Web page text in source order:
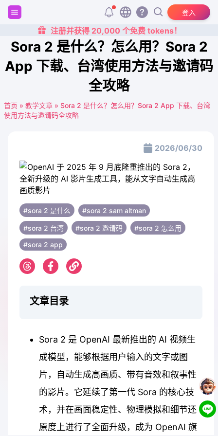
登入
注册并获得 20,000 个免费 tokens！
Sora 2 是什么？怎么用？Sora 2
App 下载、台湾使用方法与邀请码
全攻略
首页 » 教学文章 » Sora 2 是什么？怎么用？Sora 2 App 下载、台湾
使用方法与邀请码全攻略
2026/06/30
#sora 2 是什么 #sora 2 sam altman
#sora 2 台湾 #sora 2 邀请码
#sora 2 怎么用
#sora 2 app
文章目录
Sora 2 是 OpenAI 最新推出的 AI 视频生
成模型，能够根据用户输入的文字或图
片，自动生成高画质、带有音效和叙事性
的影片。它延续了第一代 Sora 的核心技
术，并在画面稳定性、物理模拟和细节还
原度上进行了全面升级，成为 OpenAI 旗